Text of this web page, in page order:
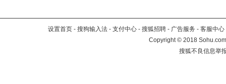
设置首页 - 搜狗输入法 - 支付中心 - 搜狐招聘 - 广告服务 - 客服中心
Copyright©2018
搜狐不良信息举